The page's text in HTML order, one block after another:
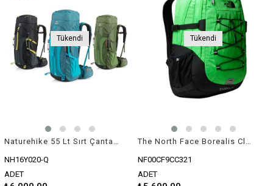
Tükendi
Naturehike 55 Lt Sırt Çantası
NH16Y020-Q
ADET
Tükendi
The North Face Borealis Classic Yeşil/Siyah Çanta
NF00CF9CC321
ADET